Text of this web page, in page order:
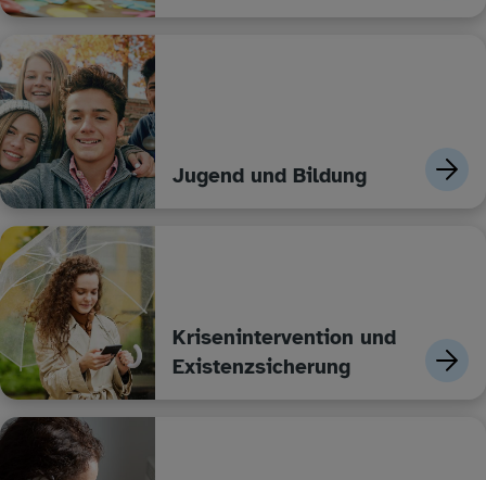
Jugend und Bildung
Krisenintervention und
Existenzsicherung